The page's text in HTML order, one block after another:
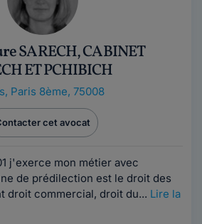
SARECH, CABINET
ET PCHIBICH
, Paris 8ème, 75008
cet avocat
j'exerce mon métier avec
de prédilection est le droit des
droit commercial, droit du... Lire la